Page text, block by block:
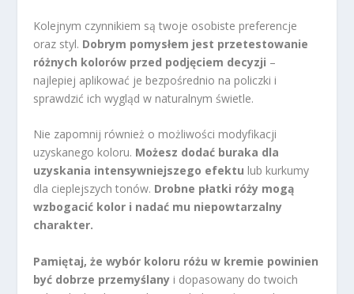
Kolejnym czynnikiem są twoje osobiste preferencje
oraz styl. Dobrym pomysłem jest przetestowanie
różnych kolorów przed podjęciem decyzji –
najlepiej aplikować je bezpośrednio na policzki i
sprawdzić ich wygląd w naturalnym świetle.
Nie zapomnij również o możliwości modyfikacji
uzyskanego koloru. Możesz dodać buraka dla
uzyskania intensywniejszego efektu lub kurkumy
dla cieplejszych tonów. Drobne płatki róży mogą
wzbogacić kolor i nadać mu niepowtarzalny
charakter.
Pamiętaj, że wybór koloru różu w kremie powinien
być dobrze przemyślany i dopasowany do twoich